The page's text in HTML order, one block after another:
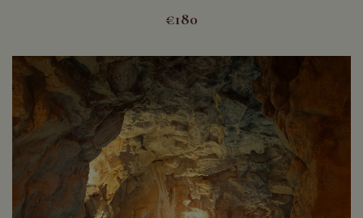
€180